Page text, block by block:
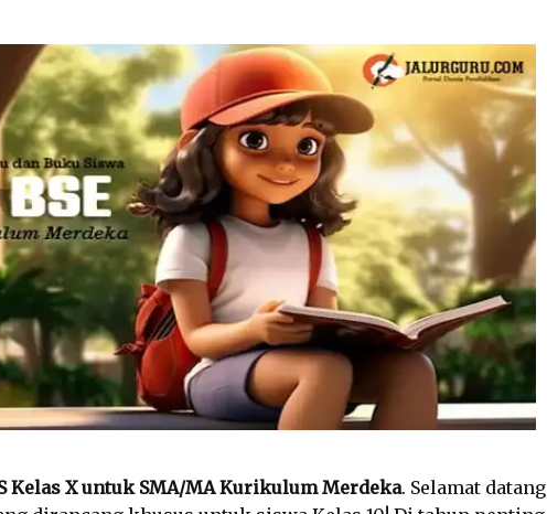
Kelas X untuk SMA/MA Kurikulum Merdeka. Selamat datang